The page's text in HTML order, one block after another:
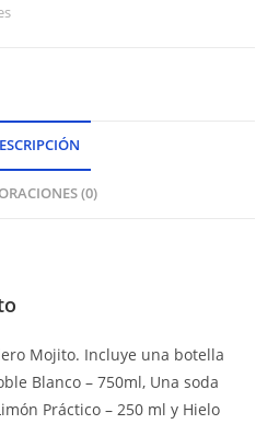
(0)
Mojito. Incluye una botella
Blanco – 750ml, Una soda
Práctico – 250 ml y Hielo